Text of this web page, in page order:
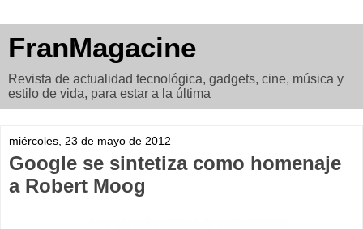
FranMagacine
Revista de actualidad tecnológica, gadgets, cine, música y
estilo de vida, para estar a la última
miércoles, 23 de mayo de 2012
Google se sintetiza como homenaje
a Robert Moog